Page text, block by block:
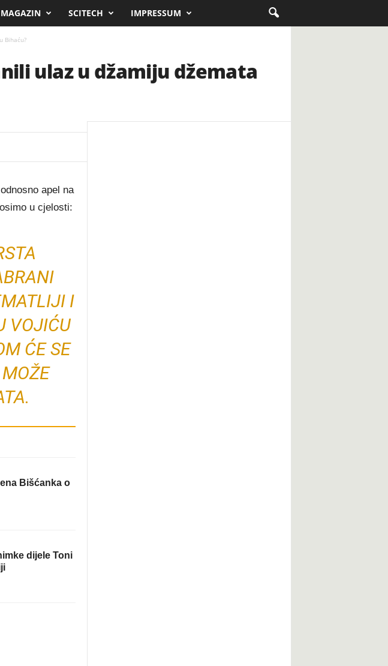
MAGAZIN SCITECH IMPRESSUM
Bihaću?
ulaz u džamiju džemata
apel na
u cjelosti:
I
VOJIĆU
ĆE SE
Bišćanka o
dijele Toni